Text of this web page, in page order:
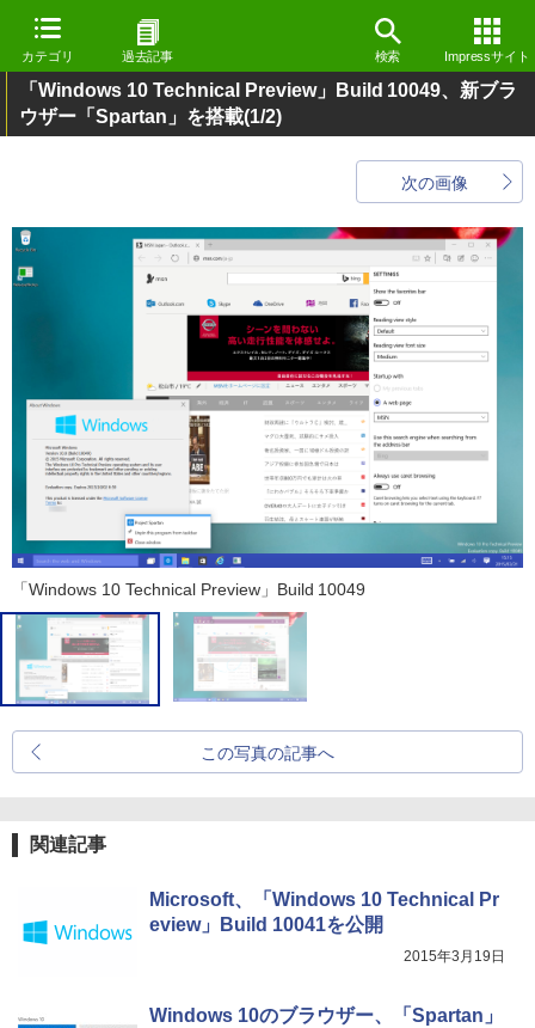
カテゴリ 過去記事 検索 Impressサイト
「Windows 10 Technical Preview」Build 10049、新ブラ
ウザー「Spartan」を搭載(1/2)
次の画像
「Windows 10 Technical Preview」Build 10049
この写真の記事へ
関連記事
Microsoft、「Windows 10 Technical Pr
eview」Build 10041を公開
2015年3月19日
Windows 10のブラウザー、「Spartan」